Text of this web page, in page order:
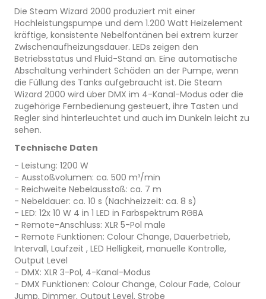
Die Steam Wizard 2000 produziert mit einer
Hochleistungspumpe und dem 1.200 Watt Heizelement
kräftige, konsistente Nebelfontänen bei extrem kurzer
Zwischenaufheizungsdauer. LEDs zeigen den
Betriebsstatus und Fluid-Stand an. Eine automatische
Abschaltung verhindert Schäden an der Pumpe, wenn
die Füllung des Tanks aufgebraucht ist. Die Steam
Wizard 2000 wird über DMX im 4-Kanal-Modus oder die
zugehörige Fernbedienung gesteuert, ihre Tasten und
Regler sind hinterleuchtet und auch im Dunkeln leicht zu
sehen.
Technische Daten
- Leistung: 1200 W
- Ausstoßvolumen: ca. 500 m³/min
- Reichweite Nebelausstoß: ca. 7 m
- Nebeldauer: ca. 10 s (Nachheizzeit: ca. 8 s)
- LED: 12x 10 W 4 in 1 LED in Farbspektrum RGBA
- Remote-Anschluss: XLR 5-Pol male
- Remote Funktionen: Colour Change, Dauerbetrieb,
Intervall, Laufzeit , LED Helligkeit, manuelle Kontrolle,
Output Level
- DMX: XLR 3-Pol, 4-Kanal-Modus
- DMX Funktionen: Colour Change, Colour Fade, Colour
Jump, Dimmer, Output Level, Strobe